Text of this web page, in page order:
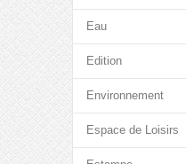
Eau
Edition
Environnement
Espace de Loisirs